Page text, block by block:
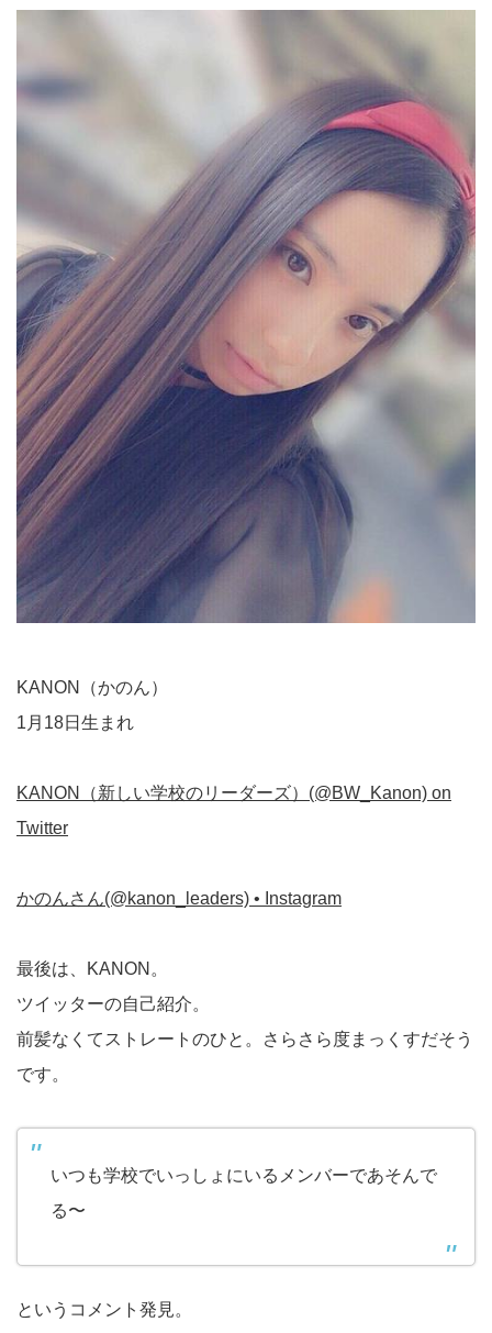
KANON（かのん）
1月18日生まれ
KANON（新しい学校のリーダーズ）(@BW_Kanon) on
Twitter
かのんさん(@kanon_leaders) • Instagram
最後は、KANON。
ツイッターの自己紹介。
前髪なくてストレートのひと。さらさら度まっくすだそう
です。
いつも学校でいっしょにいるメンバーであそんで
る〜
というコメント発見。